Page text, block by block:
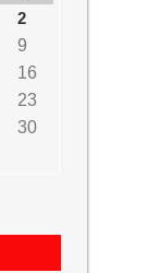
2
9
16
23
30